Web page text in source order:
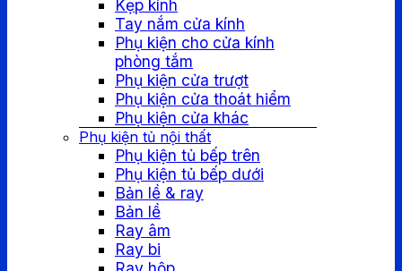
Kẹp kính
Tay nắm cửa kính
Phụ kiện cho cửa kính
phòng tắm
Phụ kiện cửa trượt
Phụ kiện cửa thoát hiểm
Phụ kiện cửa khác
Phụ kiện tủ nội thất
Phụ kiện tủ bếp trên
Phụ kiện tủ bếp dưới
Bản lề & ray
Bản lề
Ray âm
Ray bi